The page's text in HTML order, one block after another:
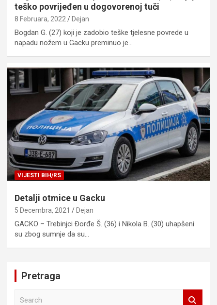
teško povrijeđen u dogovorenoj tuči
8 Februara, 2022 Dejan
Bogdan G. (27) koji je zadobio teške tjelesne povrede u
napadu nožem u Gacku preminuo je…
VIJESTI BIH/RS
Detalji otmice u Gacku
5 Decembra, 2021 Dejan
GACKO – Trebinjci Đorđe Š. (36) i Nikola B. (30) uhapšeni
su zbog sumnje da su…
Pretraga